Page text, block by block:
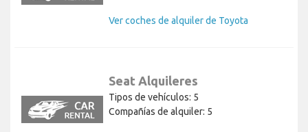
Ver coches de alquiler de Toyota
Seat Alquileres
Tipos de vehículos: 5
Compañías de alquiler: 5